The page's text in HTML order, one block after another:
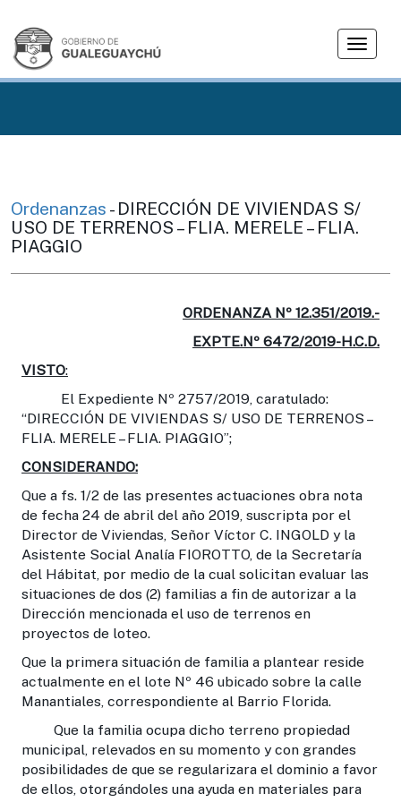
T
g
v
o
n
Ordenanzas - DIRECCIÓN DE VIVIENDAS S/
USO DE TERRENOS – FLIA. MERELE – FLIA.
PIAGGIO
ORDENANZA Nº 12.351/2019.-
EXPTE.Nº 6472/2019-H.C.D.
VISTO:
El Expediente Nº 2757/2019, caratulado:
“DIRECCIÓN DE VIVIENDAS S/ USO DE TERRENOS –
FLIA. MERELE – FLIA. PIAGGIO”;
CONSIDERANDO:
Que a fs. 1/2 de las presentes actuaciones obra nota
de fecha 24 de abril del año 2019, suscripta por el
Director de Viviendas, Señor Víctor C. INGOLD y la
Asistente Social Analía FIOROTTO, de la Secretaría
del Hábitat, por medio de la cual solicitan evaluar las
situaciones de dos (2) familias a fin de autorizar a la
Dirección mencionada el uso de terrenos en
proyectos de loteo.
Que la primera situación de familia a plantear reside
actualmente en el lote Nº 46 ubicado sobre la calle
Manantiales, correspondiente al Barrio Florida.
Que la familia ocupa dicho terreno propiedad
municipal, relevados en su momento y con grandes
posibilidades de que se regularizara el dominio a favor
de ellos, otorgándoles una ayuda en materiales para